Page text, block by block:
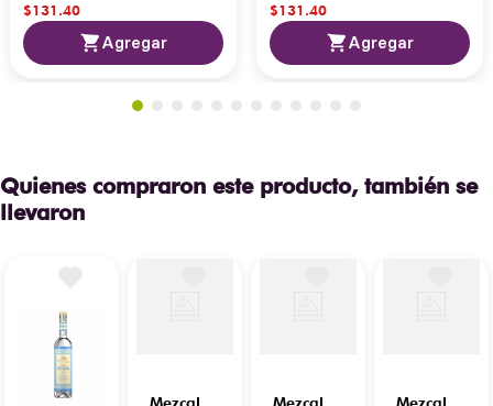
$131.40
Agregar
$131.40
Agregar
Quienes compraron este producto, también se
llevaron